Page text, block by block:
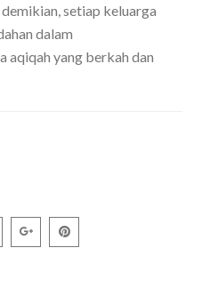
setiap keluarga
dalam
aqiqah yang berkah dan